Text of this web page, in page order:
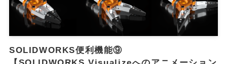
SOLIDWORKS便利機能⑨